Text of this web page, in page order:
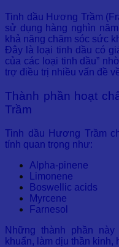
Tinh dầu Hương Trầm
sử dụng hàng nghìn
khả năng chăm sóc sức
Đây là loại tinh dầu có
của các loại tinh dầu”
trợ điều trị nhiều vấn đề
Thành phần hoạt
Trầm
Tinh dầu Hương Trầm
tính quan trọng như:
Alpha-pinene
Limonene
Boswellic acids
Myrcene
Farnesol
Những thành phần
khuẩn, làm dịu thần kinh,